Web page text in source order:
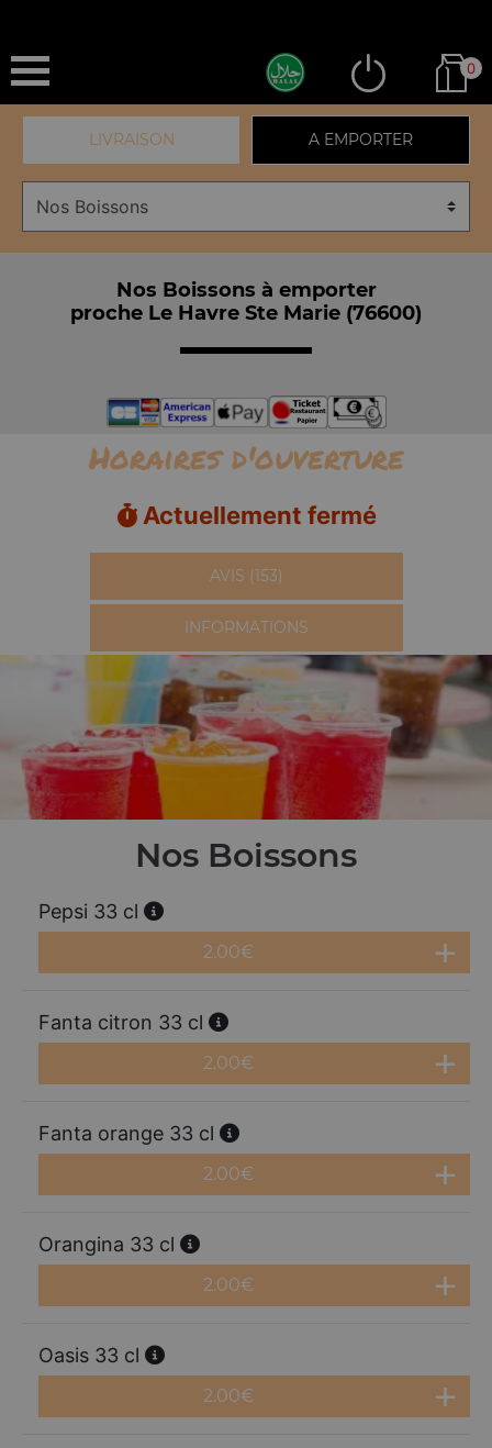
0
LIVRAISON A EMPORTER
Nos Boissons à emporter
proche Le Havre Ste Marie (76600)
Horaires d'ouverture
Actuellement fermé
AVIS (153)
INFORMATIONS
Nos Boissons
Pepsi 33 cl
2.00€
Fanta citron 33 cl
2.00€
Fanta orange 33 cl
2.00€
Orangina 33 cl
2.00€
Oasis 33 cl
2.00€